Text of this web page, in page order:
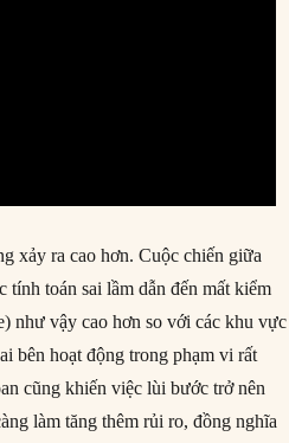
xảy ra cao hơn. Cuộc chiến giữa
toán sai lầm dẫn đến mất kiểm
như vậy cao hơn so với các khu vực
bên hoạt động trong phạm vi rất
cũng khiến việc lùi bước trở nên
làm tăng thêm rủi ro, đồng nghĩa